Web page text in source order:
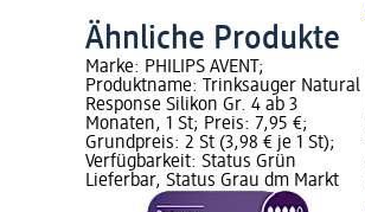
Ähnliche Produkte
Marke: PHILIPS AVENT;
Produktname: Trinksauger Natural
Response Silikon Gr. 4 ab 3
Monaten, 1 St; Preis: 7,95 €;
Grundpreis: 2 St (3,98 € je 1 St);
Verfügbarkeit: Status Grün
Lieferbar, Status Grau dm Markt